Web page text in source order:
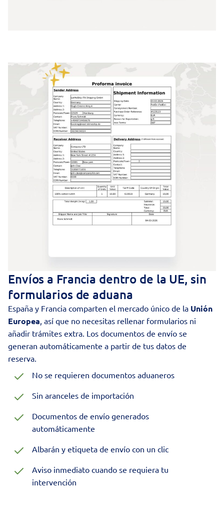
Envíos a Francia dentro de la UE, sin
formularios de aduana
España y Francia comparten el mercado único de la Unión
Europea, así que no necesitas rellenar formularios ni
añadir trámites extra. Los documentos de envío se
generan automáticamente a partir de tus datos de
reserva.
No se requieren documentos aduaneros
Sin aranceles de importación
Documentos de envío generados
automáticamente
Albarán y etiqueta de envío con un clic
Aviso inmediato cuando se requiera tu
intervención